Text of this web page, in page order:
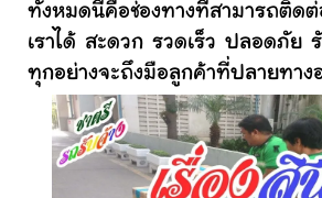
ทั้งหมดนี้คือช่องทางที่สามารถติด
เราได้ สะดวก รวดเร็ว ปลอดภัย
ทุกอย่างจะถึงมือลูกค้าที่ปลายทาง